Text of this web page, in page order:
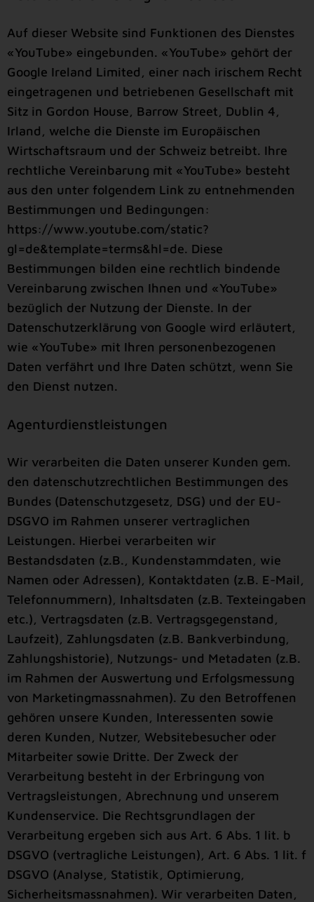
Auf dieser Website sind Funktionen des Dienstes
«YouTube» eingebunden. «YouTube» gehört der
Google Ireland Limited, einer nach irischem Recht
eingetragenen und betriebenen Gesellschaft mit
Sitz in Gordon House, Barrow Street, Dublin 4,
Irland, welche die Dienste im Europäischen
Wirtschaftsraum und der Schweiz betreibt. Ihre
rechtliche Vereinbarung mit «YouTube» besteht
aus den unter folgendem Link zu entnehmenden
Bestimmungen und Bedingungen:
https://www.youtube.com/static?
gl=de&template=terms&hl=de. Diese
Bestimmungen bilden eine rechtlich bindende
Vereinbarung zwischen Ihnen und «YouTube»
bezüglich der Nutzung der Dienste. In der
Datenschutzerklärung von Google wird erläutert,
wie «YouTube» mit Ihren personenbezogenen
Daten verfährt und Ihre Daten schützt, wenn Sie
den Dienst nutzen.
Agenturdienstleistungen
Wir verarbeiten die Daten unserer Kunden gem.
den datenschutzrechtlichen Bestimmungen des
Bundes (Datenschutzgesetz, DSG) und der EU-
DSGVO im Rahmen unserer vertraglichen
Leistungen. Hierbei verarbeiten wir
Bestandsdaten (z.B., Kundenstammdaten, wie
Namen oder Adressen), Kontaktdaten (z.B. E-Mail,
Telefonnummern), Inhaltsdaten (z.B. Texteingaben
etc.), Vertragsdaten (z.B. Vertragsgegenstand,
Laufzeit), Zahlungsdaten (z.B. Bankverbindung,
Zahlungshistorie), Nutzungs- und Metadaten (z.B.
im Rahmen der Auswertung und Erfolgsmessung
von Marketingmassnahmen). Zu den Betroffenen
gehören unsere Kunden, Interessenten sowie
deren Kunden, Nutzer, Websitebesucher oder
Mitarbeiter sowie Dritte. Der Zweck der
Verarbeitung besteht in der Erbringung von
Vertragsleistungen, Abrechnung und unserem
Kundenservice. Die Rechtsgrundlagen der
Verarbeitung ergeben sich aus Art. 6 Abs. 1 lit. b
DSGVO (vertragliche Leistungen), Art. 6 Abs. 1 lit. f
DSGVO (Analyse, Statistik, Optimierung,
Sicherheitsmassnahmen). Wir verarbeiten Daten,